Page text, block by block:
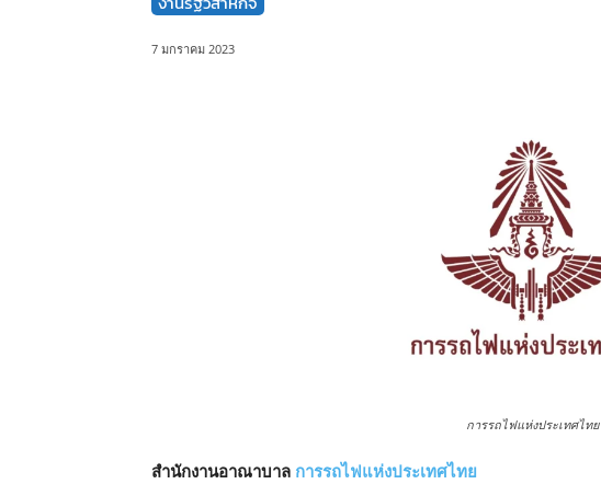
7 มกราคม 2023
การรถไฟแห่งประเทศไทย
สํานักงานอาณาบาล การรถไฟแห่งประเทศไทย